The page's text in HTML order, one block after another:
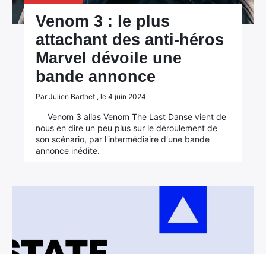
Venom 3 : le plus
attachant des anti-héros
Marvel dévoile une
bande annonce
Par Julien Barthet , le 4 juin 2024
Venom 3 alias Venom The Last Danse vient de
nous en dire un peu plus sur le déroulement de
son scénario, par l'intermédiaire d'une bande
annonce inédite.